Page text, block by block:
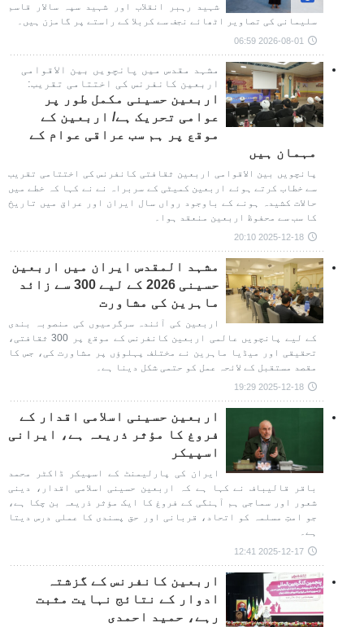
شہید رہبر انقلاب اور شہید سپہ سالار قاسم
سلیمانی کی تصاویر اٹھائے نجف سے کربلا کے راستے پر گامزن ہیں۔
2026-08-01 06:59
مشہد مقدس میں پانچویں بین الاقوامی
اربعین کانفرنس کی اختتامی تقریب:
اربعین حسینی مکمل طور پر
عوامی تحریک ہے/ اربعین کے
موقع پر ہم سب عراقی عوام کے
مہمان ہیں
پانچویں بین الاقوامی اربعین ثقافتی کانفرنس کی اختتامی تقریب
سے خطاب کرتے ہوئے اربعین کمیٹی کے سربراہ نے نے کہا کہ خطے میں
حالات کشیدہ ہونے کے باوجود رواں سال ایران اور عراق میں تاریخ
کا سب سے محفوظ اربعین منعقد ہوا۔
2025-12-18 20:10
مشہد المقدس ایران میں اربعین
حسینی 2026 کے لیے 300 سے زائد
ماہرین کی مشاورت
اربعین کی آئندہ سرگرمیوں کی منصوبہ بندی
کے لیے پانچویں عالمی اربعین کانفرنس کے موقع پر 300 ثقافتی،
تحقیقی اور میڈیا ماہرین نے مختلف پہلوؤں پر مشاورت کی، جس کا
مقصد مستقبل کے لائحہ عمل کو حتمی شکل دینا ہے۔
2025-12-18 19:29
اربعین حسینی اسلامی اقدار کے
فروغ کا مؤثر ذریعہ ہے، ایرانی
اسپیکر
ایران کی پارلیمنٹ کے اسپیکر ڈاکٹر محمد
باقر قالیباف نے کہا ہے کہ اربعین حسینی اسلامی اقدار، دینی
شعور اور سماجی ہم آہنگی کے فروغ کا ایک مؤثر ذریعہ بن چکا ہے،
جو امتِ مسلمہ کو اتحاد، قربانی اور حق پسندی کا عملی درس دیتا
ہے۔
2025-12-17 12:41
اربعین کانفرنس کے گزشتہ
ادوار کے نتائج نہایت مثبت
رہے، حمید احمدی